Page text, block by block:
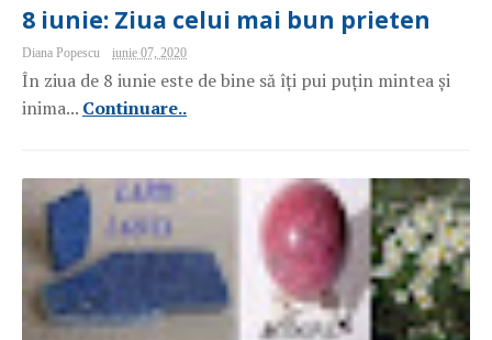
8 iunie: Ziua celui mai bun prieten
Diana Popescu iunie 07, 2020
În ziua de 8 iunie este de bine să îți pui puțin mintea și
inima... Continuare..